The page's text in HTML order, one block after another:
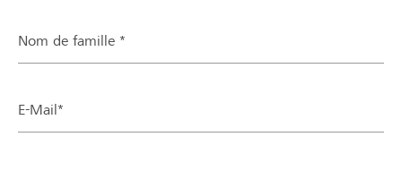
Nom de famille *
E-Mail*